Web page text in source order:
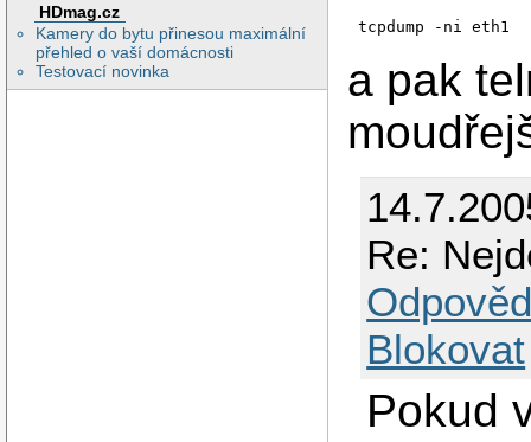
HDmag.cz
Kamery do bytu přinesou maximální
přehled o vaší domácnosti
Testovací novinka
a pak
Re:
Blokovat
Pokud